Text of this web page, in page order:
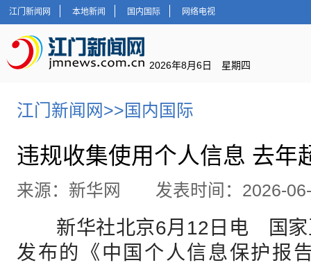
江门新闻网 本地新闻 国内国际 网络电视
2026年8月6日 星期四
江门新闻网 >> 国内国际
违规收集使用个人信息 去年
来源：新华网 发表时间：
新华社北京6月12日电 国家
发布的《中国个人信息保护报